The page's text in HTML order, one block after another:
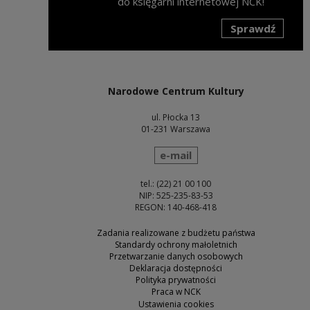
Sprawdź
Narodowe Centrum Kultury
ul. Płocka 13
01-231 Warszawa
wyślij wiadomość
e-mail
tel.: (22) 21 00 100
NIP: 525-235-83-53
REGON: 140-468-418
Zadania realizowane z budżetu państwa
Standardy ochrony małoletnich
Przetwarzanie danych osobowych
Deklaracja dostępności
Polityka prywatności
Praca w NCK
Ustawienia cookies